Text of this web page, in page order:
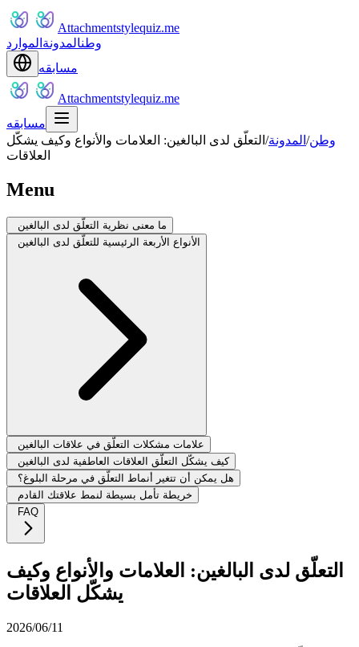
Attachmentstylequiz.me
وطنالمدونة الموارد
مسابقه
Attachmentstylequiz.me
مسابقه
وطن/ المدونة/ التعلّق لدى البالغين: العلامات والأنواع وكيف يشكّل
العلاقات
Menu
ما معنى نظرية التعلّق لدى البالغين
الأنواع الأربعة الرئيسية للتعلّق لدى البالغين
علامات مشكلات التعلّق في علاقات البالغين
كيف يشكّل التعلّق العلاقات العاطفية لدى البالغين
هل يمكن أن تتغير أنماط التعلّق في مرحلة البلوغ؟
خريطة تأمل بسيطة لنمط علاقتك القادم
FAQ
التعلّق لدى البالغين: العلامات والأنواع وكيف
يشكّل العلاقات
2026/06/11